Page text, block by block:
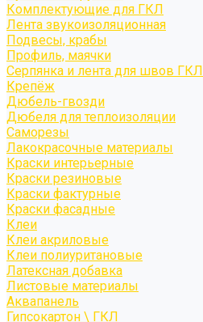
Комплектующие для ГКЛ
Лента звукоизоляционная
Подвесы, крабы
Профиль, маячки
Серпянка и лента для швов ГКЛ
Крепёж
Дюбель-гвозди
Дюбеля для теплоизоляции
Саморезы
Лакокрасочные материалы
Краски интерьерные
Краски резиновые
Краски фактурные
Краски фасадные
Клеи
Клеи акриловые
Клеи полиуритановые
Латексная добавка
Листовые материалы
Аквапанель
Гипсокартон \ ГКЛ